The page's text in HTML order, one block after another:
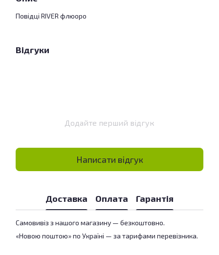
Повідці RIVER флюоро
Відгуки
Додайте перший відгук
Написати відгук
Доставка Оплата Гарантія
Самовивіз з нашого магазину — безкоштовно.
«Новою поштою» по Україні — за тарифами перевізника.